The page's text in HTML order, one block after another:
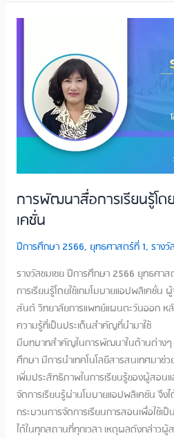
การพัฒนาสื่อการเรียนรู้โด
เคชั่น
ปีการศึกษา 2566, ยุทธศาสตร์ที่ 1, รางวั
รางวัลชมเชย ปีการศึกษา 2566 ยุทธศา
การเรียนรู้โดยใช้เกมโมบายแอปพลิเคชั่น
สันต์ วิทยาลัยการแพทย์แผนตะวันออก ห
ความรู้ที่เป็นประเด็นสำคัญที่นำมาใช้​
มีบทบาทสำคัญในการพัฒนาในด้านต่างๆ
ศึกษา มีการนำเทคโนโลยีสารสนเทศมาช่
เพิ่มประสิทธิภาพในการเรียนรู้ของผู้สอน
จัดการเรียนรู้ผ่านโมบายแอปพลิเคชัน จึ
กระบวนการจัดการเรียนการสอนเพื่อใช้
ได้ในทุกสถานที่ทุกเวลา เหตุผลดังกล่า
เรียน
โดย
บาย
แอป
เคชั่น